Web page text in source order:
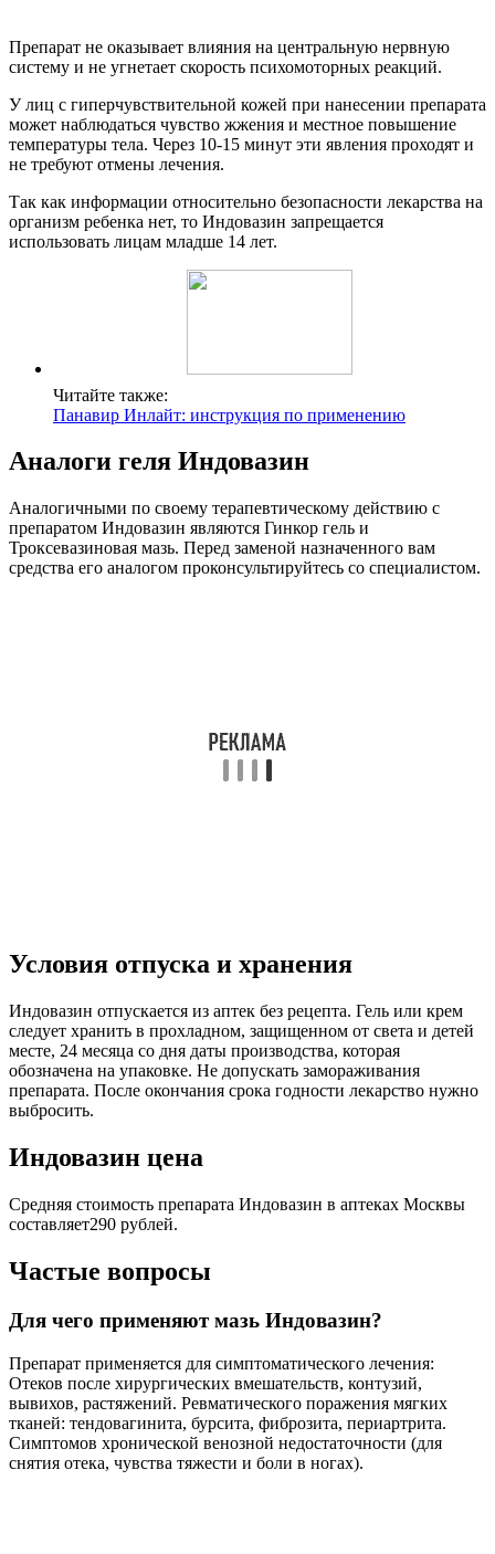
Препарат не оказывает влияния на центральную нервную
систему и не угнетает скорость психомоторных реакций.
У лиц с гиперчувствительной кожей при нанесении препарата
может наблюдаться чувство жжения и местное повышение
температуры тела. Через 10-15 минут эти явления проходят и
не требуют отмены лечения.
Так как информации относительно безопасности лекарства на
организм ребенка нет, то Индовазин запрещается
использовать лицам младше 14 лет.
Читайте также:
Панавир Инлайт: инструкция по применению
Аналоги геля Индовазин
Аналогичными по своему терапевтическому действию с
препаратом Индовазин являются Гинкор гель и
Троксевазиновая мазь. Перед заменой назначенного вам
средства его аналогом проконсультируйтесь со специалистом.
Условия отпуска и хранения
Индовазин отпускается из аптек без рецепта. Гель или крем
следует хранить в прохладном, защищенном от света и детей
месте, 24 месяца со дня даты производства, которая
обозначена на упаковке. Не допускать замораживания
препарата. После окончания срока годности лекарство нужно
выбросить.
Индовазин цена
Средняя стоимость препарата Индовазин в аптеках Москвы
составляет290 рублей.
Частые вопросы
Для чего применяют мазь Индовазин?
Препарат применяется для симптоматического лечения:
Отеков после хирургических вмешательств, контузий,
вывихов, растяжений. Ревматического поражения мягких
тканей: тендовагинита, бурсита, фиброзита, периартрита.
Симптомов хронической венозной недостаточности (для
снятия отека, чувства тяжести и боли в ногах).